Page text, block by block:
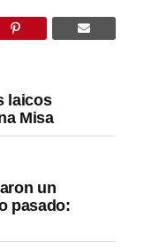
laicos
Misa
un
pasado: